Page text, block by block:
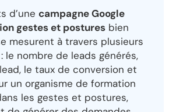
d’une campagne Google
gestes et postures bien
mesurent à travers plusieurs
le nombre de leads générés,
le taux de conversion et
un organisme de formation
les gestes et postures,